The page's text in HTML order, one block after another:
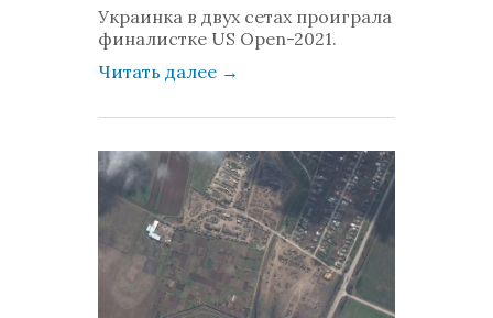
комментариев: 0
Украинка в двух сетах проиграла
финалистке US Open-2021.
Читать далее →